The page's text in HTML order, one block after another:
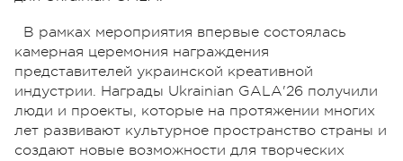
В рамках мероприятия впервые состоялась
камерная церемония награждения
представителей украинской креативной
индустрии. Награды Ukrainian GALA'26 получили
люди и проекты, которые на протяжении многих
лет развивают культурное пространство страны и
создают новые возможности для творческих